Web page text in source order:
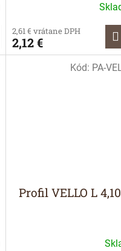
2,61 € vrátane DPH
2,12 €
Profil VELLO L
Kód: PA-